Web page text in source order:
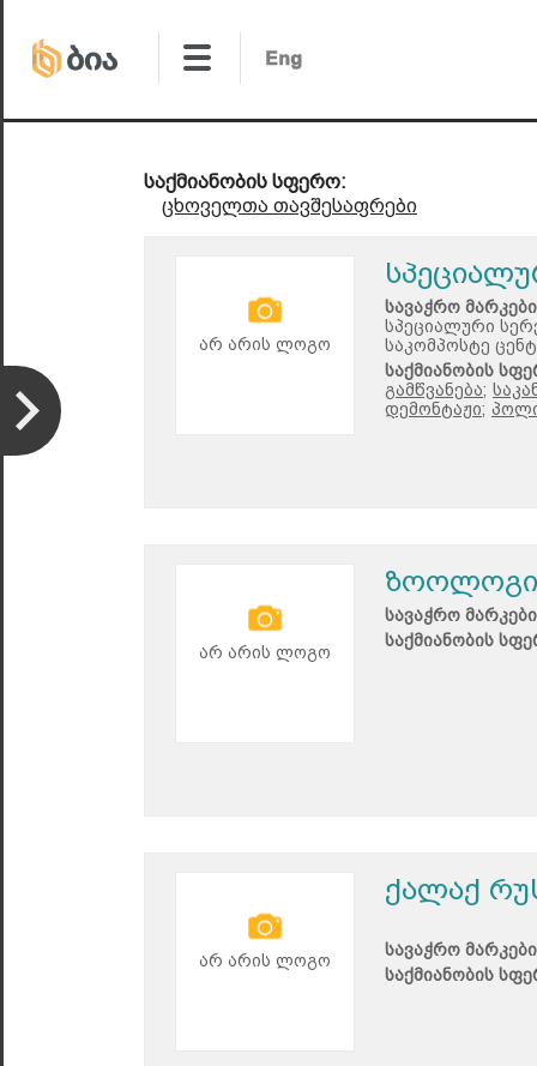
საქმიანობის სფერო:
ცხოველთა თავშესაფრები
არ არის ლოგო
სავაჭრო
სპეციალური
საკომპოსტე
საქმიანობის
გამწვანება;
დემონტაჟი;
არ არის ლოგო
სავაჭრო
საქმიანობის
არ არის ლოგო
ქალაქ
სავაჭრო
საქმიანობის